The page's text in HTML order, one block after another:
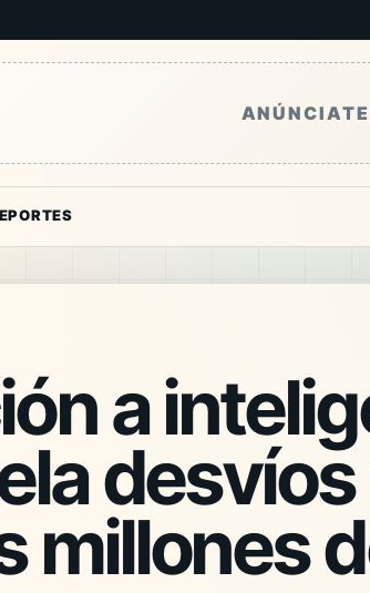
a
millones